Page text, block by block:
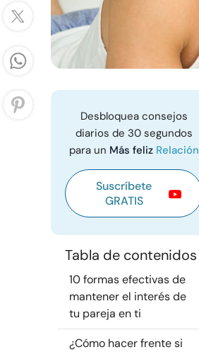
Desbloquea consejos
diarios de 30 segundos
para un Más feliz Relación
Suscríbete
GRATIS
Tabla de contenidos
10 formas efectivas de
mantener el interés de
tu pareja en ti
¿Cómo hacer frente si